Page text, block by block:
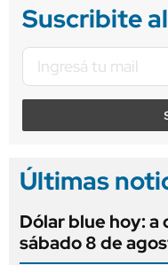
Suscribite
Últimas
Dólar blue hoy:
sábado 8 de